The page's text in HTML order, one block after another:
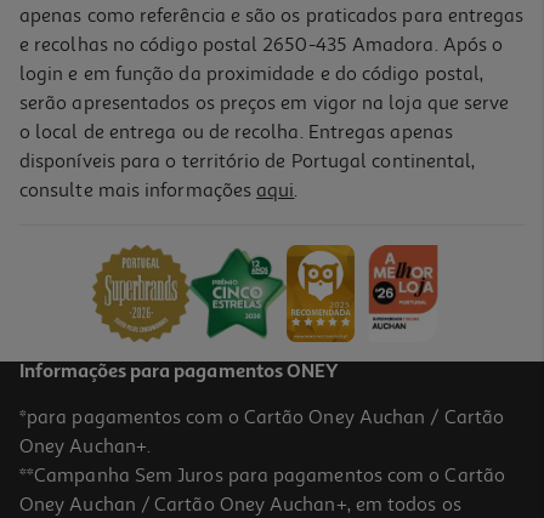
Auriculares Half In Ear Qilive Branco Tws Led Screen Q1342
20,99 €
apenas como referência e são os praticados para entregas
e recolhas no código postal 2650-435 Amadora. Após o
login e em função da proximidade e do código postal,
serão apresentados os preços em vigor na loja que serve
o local de entrega ou de recolha. Entregas apenas
disponíveis para o território de Portugal continental,
consulte mais informações aqui.
Informações para pagamentos ONEY
*para pagamentos com o Cartão Oney Auchan / Cartão
Oney Auchan+.
**Campanha Sem Juros para pagamentos com o Cartão
Oney Auchan / Cartão Oney Auchan+, em todos os